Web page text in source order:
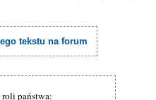
tekstu na forum
państwa: